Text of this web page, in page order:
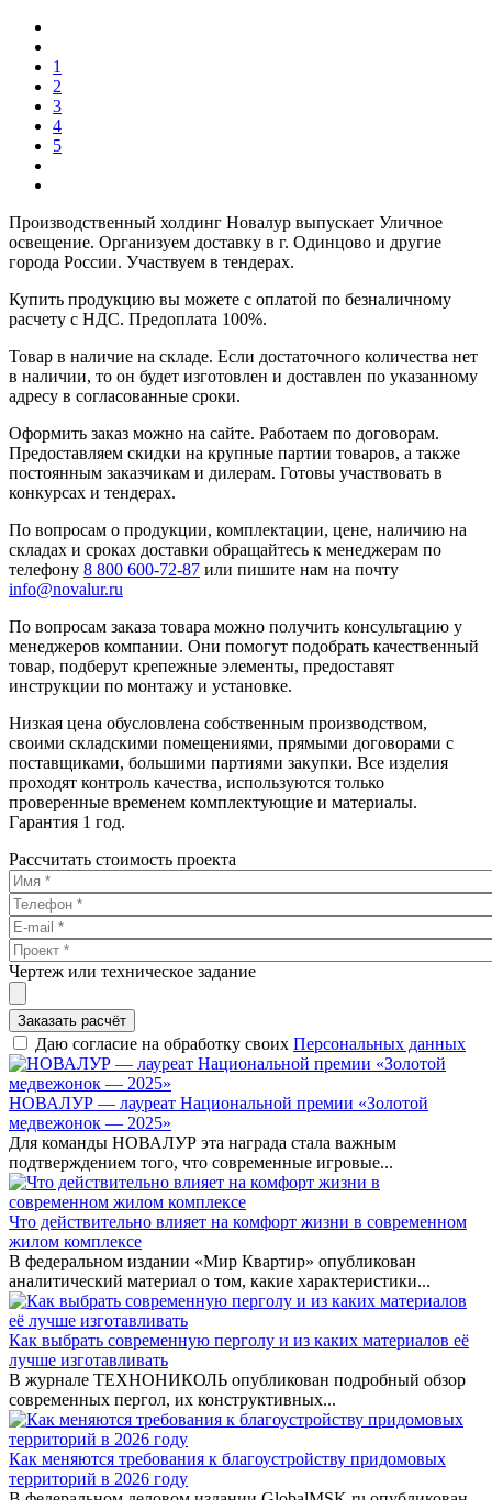
1
2
3
4
5
Производственный холдинг Новалур выпускает Уличное
освещение. Организуем доставку в г. Одинцово и другие
города России. Участвуем в тендерах.
Купить продукцию вы можете с оплатой по безналичному
расчету с НДС. Предоплата 100%.
Товар в наличие на складе. Если достаточного количества нет
в наличии, то он будет изготовлен и доставлен по указанному
адресу в согласованные сроки.
Оформить заказ можно на сайте. Работаем по договорам.
Предоставляем скидки на крупные партии товаров, а также
постоянным заказчикам и дилерам. Готовы участвовать в
конкурсах и тендерах.
По вопросам о продукции, комплектации, цене, наличию на
складах и сроках доставки обращайтесь к менеджерам по
телефону 8 800 600-72-87 или пишите нам на почту
info@novalur.ru
По вопросам заказа товара можно получить консультацию у
менеджеров компании. Они помогут подобрать качественный
товар, подберут крепежные элементы, предоставят
инструкции по монтажу и установке.
Низкая цена обусловлена собственным производством,
своими складскими помещениями, прямыми договорами с
поставщиками, большими партиями закупки. Все изделия
проходят контроль качества, используются только
проверенные временем комплектующие и материалы.
Гарантия 1 год.
Рассчитать стоимость проекта
Чертеж или техническое задание
Заказать расчёт
Даю согласие на обработку своих Персональных данных
НОВАЛУР — лауреат Национальной премии «Золотой
медвежонок — 2025»
Для команды НОВАЛУР эта награда стала важным
подтверждением того, что современные игровые...
Что действительно влияет на комфорт жизни в современном
жилом комплексе
В федеральном издании «Мир Квартир» опубликован
аналитический материал о том, какие характеристики...
Как выбрать современную перголу и из каких материалов её
лучше изготавливать
В журнале ТЕХНОНИКОЛЬ опубликован подробный обзор
современных пергол, их конструктивных...
Как меняются требования к благоустройству придомовых
территорий в 2026 году